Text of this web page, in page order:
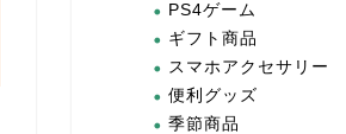
PS4ゲーム
ギフト商品
スマホアクセサリー
便利グッズ
季節商品